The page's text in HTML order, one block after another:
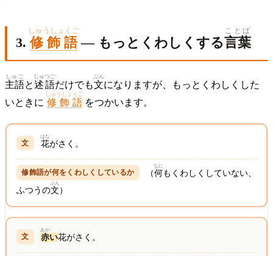
3. 修飾語
しゅうしょくご
— もっとくわしくする言葉
ことば
主語
しゅご
と述語
じゅつご
だけでも文
ぶん
になりますが、もっとくわしくした
いときに 修飾語
しゅうしょくご
をつかいます。
花
はな
がさく。
（何
なに
もくわしくしていない、
ふつうの文
ぶん
）
赤
あか
い花がさく。